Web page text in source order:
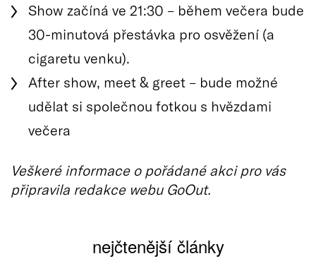
Show začíná ve 21:30 – během večera bude
30-minutová přestávka pro osvěžení (a
cigaretu venku).
After show, meet & greet – bude možné
udělat si společnou fotkou s hvězdami
večera
Veškeré informace o pořádané akci pro vás
připravila redakce webu GoOut.
nejčtenější články